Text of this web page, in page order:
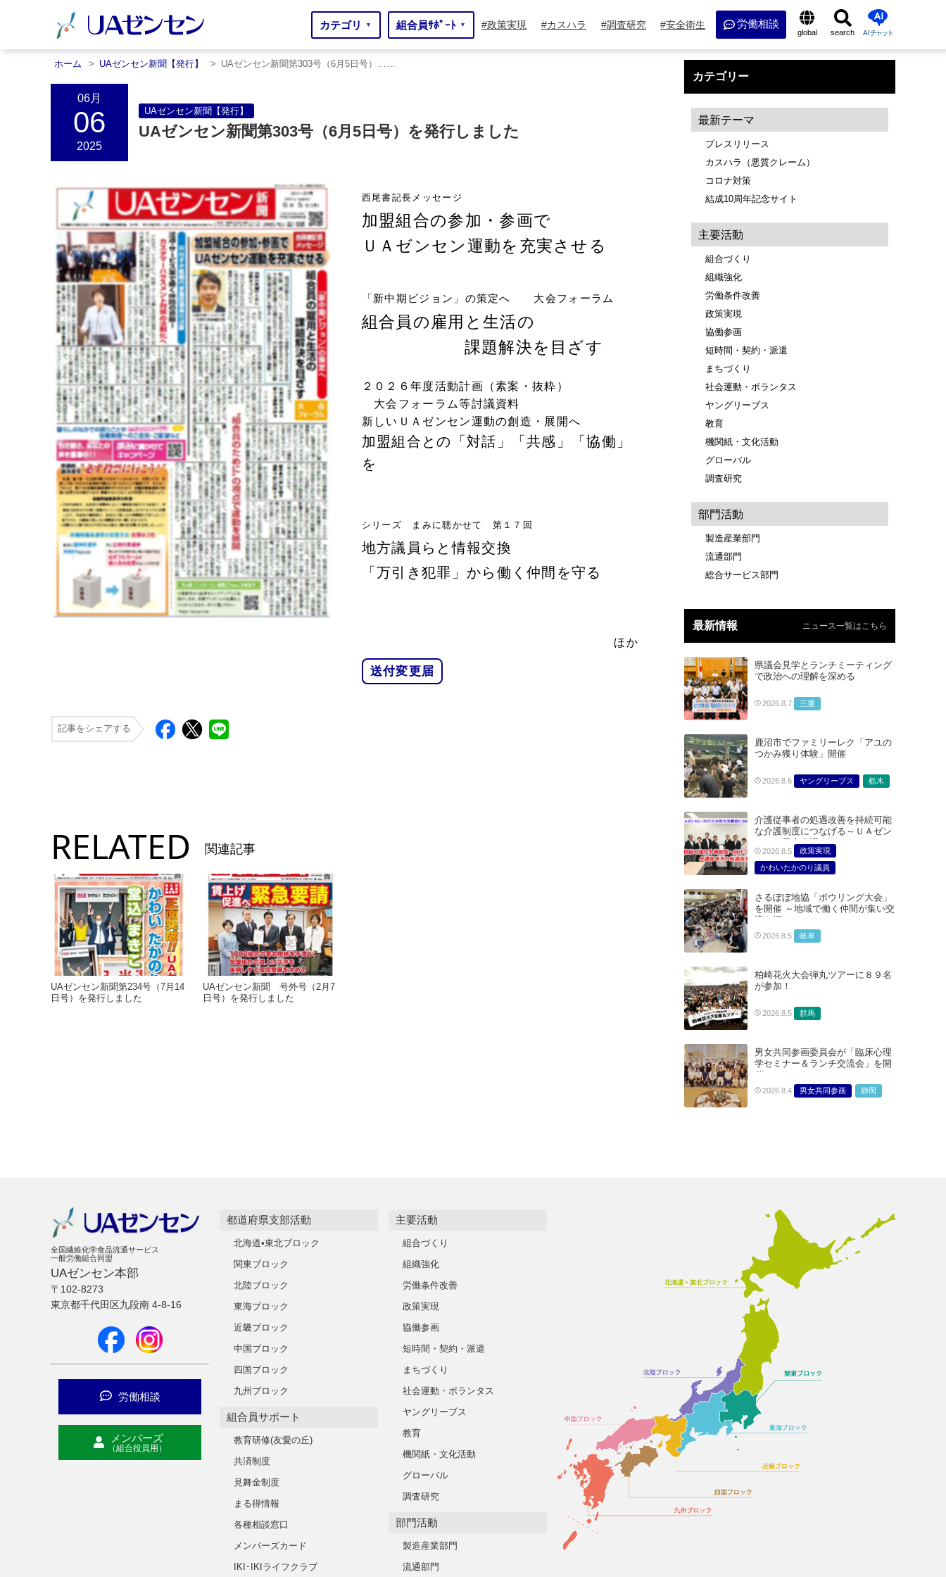
カテゴリ ▼ 組合員ｻﾎﾟｰﾄ ▼ 政策実現 カスハラ 調査研究 安全衛生 労働相談
global search AIチャット
ホーム UAゼンセン新聞【発行】 UAゼンセン新聞第303号（6月5日号）……
06月
06
2025
UAゼンセン新聞【発行】
UAゼンセン新聞第303号（6月5日号）を発行しました
西尾書記長メッセージ
加盟組合の参加・参画で
ＵＡゼンセン運動を充実させる
「新中期ビジョン」の策定へ 大会フォーラム
組合員の雇用と生活の
課題解決を目ざす
２０２６年度活動計画（素案・抜粋）
大会フォーラム等討議資料
新しいＵＡゼンセン運動の創造・展開へ
加盟組合との「対話」「共感」「協働」
を
シリーズ まみに聴かせて 第１７回
地方議員らと情報交換
「万引き犯罪」から働く仲間を守る
ほか
送付変更届
記事をシェアする
RELATED 関連記事
UAゼンセン新聞第234号（7月14
日号）を発行しました
UAゼンセン新聞 号外号（2月7
日号）を発行しました
カテゴリー
最新テーマ
プレスリリース
カスハラ（悪質クレーム）
コロナ対策
結成10周年記念サイト
主要活動
組合づくり
組織強化
労働条件改善
政策実現
協働参画
短時間・契約・派遣
まちづくり
社会運動・ボランタス
ヤングリーブス
教育
機関紙・文化活動
グローバル
調査研究
部門活動
製造産業部門
流通部門
総合サービス部門
最新情報 ニュース一覧はこちら
県議会見学とランチミーティング
で政治への理解を深める
2026.8.7 三重
鹿沼市でファミリーレク「アユの
つかみ獲り体験」開催
2026.8.6 ヤングリーブス 栃木
介護従事者の処遇改善を持続可能
な介護制度につなげる～ＵＡゼン
セン・日本介護クラフトユニオン
合同で厚生労働省に対する要請を
実施～
2026.8.5
政策実現
かわいたかのり議員
どうごみまきこ議員
総合サービス部門
医療・介護・福祉部会
さるぼぼ地協「ボウリング大会」
を開催 ～地域で働く仲間が集い交
流を深める～
2026.8.5 岐阜
柏崎花火大会弾丸ツアーに８９名
が参加！
2026.8.5 群馬
男女共同参画委員会が「臨床心理
学セミナー＆ランチ交流会」を開
催
2026.8.4 男女共同参画 静岡
全国繊維化学食品流通サービス
一般労働組合同盟
UAゼンセン本部
〒102-8273
東京都千代田区九段南 4-8-16
労働相談
メンバーズ
（組合役員用）
都道府県支部活動
北海道•東北ブロック
関東ブロック
北陸ブロック
東海ブロック
近畿ブロック
中国ブロック
四国ブロック
九州ブロック
組合員サポート
教育研修(友愛の丘)
共済制度
見舞金制度
まる得情報
各種相談窓口
メンバーズカード
IKI･IKIライフクラブ
主要活動
組合づくり
組織強化
労働条件改善
政策実現
協働参画
短時間・契約・派遣
まちづくり
社会運動・ボランタス
ヤングリーブス
教育
機関紙・文化活動
グローバル
調査研究
部門活動
製造産業部門
流通部門